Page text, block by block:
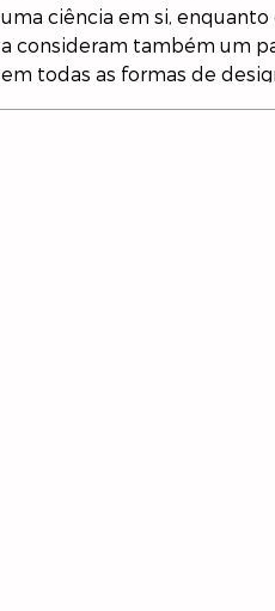
uma ciência em si, enquanto
a consideram também um
em todas as formas de